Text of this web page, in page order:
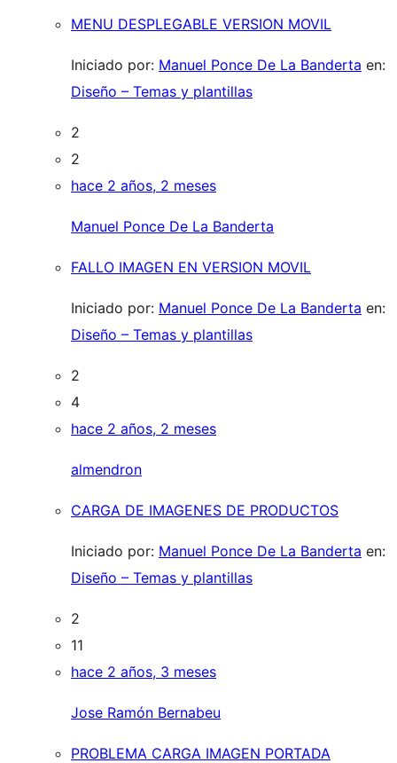
MENU DESPLEGABLE VERSION MOVIL
Iniciado por: Manuel Ponce De La Banderta en:
Diseño – Temas y plantillas
2
2
hace 2 años, 2 meses
Manuel Ponce De La Banderta
FALLO IMAGEN EN VERSION MOVIL
Iniciado por: Manuel Ponce De La Banderta en:
Diseño – Temas y plantillas
2
4
hace 2 años, 2 meses
almendron
CARGA DE IMAGENES DE PRODUCTOS
Iniciado por: Manuel Ponce De La Banderta en:
Diseño – Temas y plantillas
2
11
hace 2 años, 3 meses
Jose Ramón Bernabeu
PROBLEMA CARGA IMAGEN PORTADA